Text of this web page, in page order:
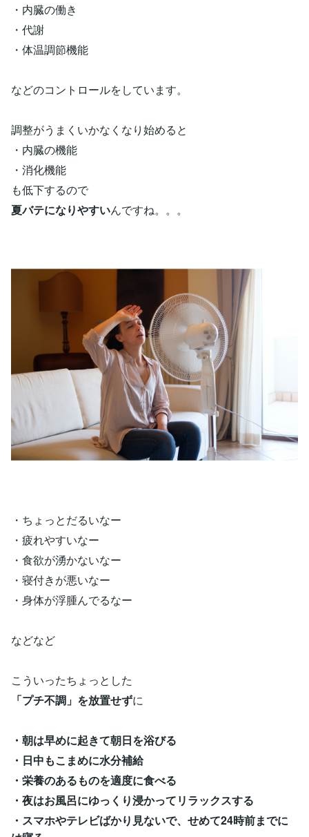
・内臓の働き
・代謝
・体温調節機能
などのコントロールをしています。
調整がうまくいかなくなり始めると
・内臓の機能
・消化機能
も低下するので
夏バテになりやすいんですね。。。
・ちょっとだるいなー
・疲れやすいなー
・食欲が湧かないなー
・寝付きが悪いなー
・身体が浮腫んでるなー
などなど
こういったちょっとした
「プチ不調」を放置せずに
・朝は早めに起きて朝日を浴びる
・日中もこまめに水分補給
・栄養のあるものを適度に食べる
・夜はお風呂にゆっくり浸かってリラックスする
・スマホやテレビばかり見ないで、せめて24時前までに